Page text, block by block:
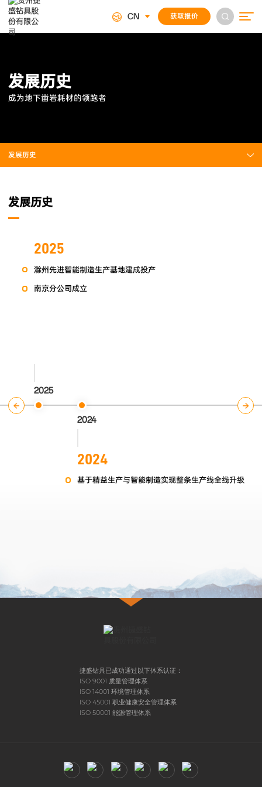
CN 获取报价
发展历史
成为地下凿岩耗材的领跑者
发展历史
发展历史
2025
2025
滁州先进智能制造生产基地建成投产
南京分公司成立
2024
2024
基于精益生产与智能制造实现整条生产线全线升级
捷盛钻具已成功通过以下体系认证：
ISO 9001 质量管理体系
ISO 14001 环境管理体系
ISO 45001 职业健康安全管理体系
ISO 50001 能源管理体系